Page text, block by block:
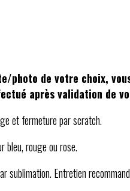
photo de votre choix,
après validation de
et fermeture par scratch.
bleu, rouge ou rose.
sublimation. Entretien